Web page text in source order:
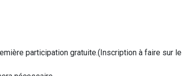
participation gratuite.(Inscription à faire sur le